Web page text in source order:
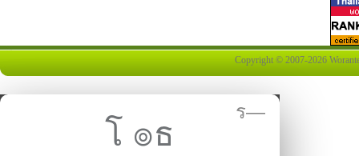
Copyright © 2007-2026
โ ๏ธ
ร—